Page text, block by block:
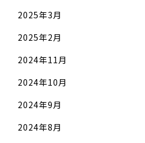
2025年3月
2025年2月
2024年11月
2024年10月
2024年9月
2024年8月